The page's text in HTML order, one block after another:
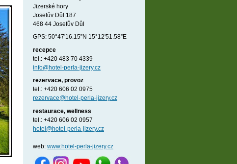
Jizerské hory
Josefův Důl 187
468 44 Josefův Důl
GPS: 50°47'16.15”N 15°12'51.58”E
recepce
tel.: +420 483 70 4339
info@hotel-perla-jizery.cz
rezervace, provoz
tel.: +420 606 02 0975
rezervace@hotel-perla-jizery.cz
restaurace, wellness
tel.: +420 606 02 0957
hotel@hotel-perla-jizery.cz
web: www.hotel-perla-jizery.cz